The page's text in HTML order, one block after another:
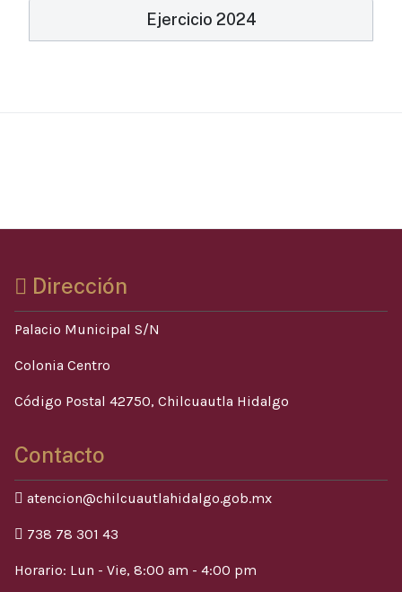
Ejercicio 2024
Dirección
Palacio Municipal S/N
Colonia Centro
Código Postal 42750, Chilcuautla Hidalgo
Contacto
atencion@chilcuautlahidalgo.gob.mx
738 78 301 43
Horario: Lun - Vie, 8:00 am - 4:00 pm